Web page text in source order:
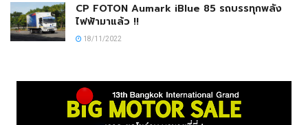
CP FOTON Aumark iBlue 85 รถบรรทุกพลัง
ไฟฟ้ามาแล้ว !!
18/11/2022